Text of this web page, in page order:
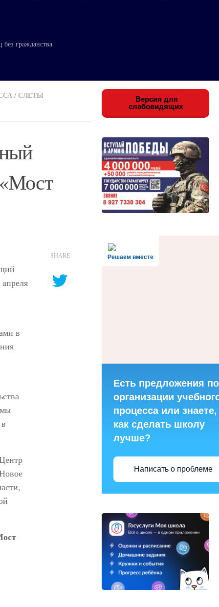
гражданства
/СЛЕТЫ
в
SHARE
Версия для
слабовидящих
Решаем вместе
Есть предложения по
организации
процесса или знаете,
как сделать школу
лучше?
Написать о проблеме